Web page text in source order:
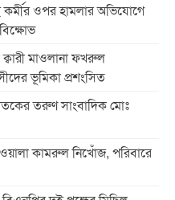
কর্মীর ওপর হামলার অভিযোগে
মাওলানা ফখরুল
ভূমিকা প্রশংসিত
ছাতকের তরুণ সাংবাদিক মোঃ
কামরুল নিখোঁজ, পরিবারে